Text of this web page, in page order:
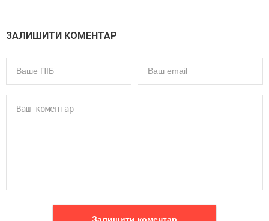
ЗАЛИШИТИ КОМЕНТАР